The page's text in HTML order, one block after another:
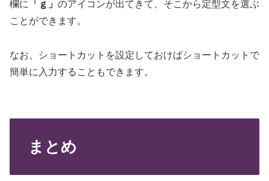
欄に
「ｇ」 のアイコンが出てきて、そこから定型文を選ぶ
ことができます。
なお、ショートカットを設定しておけばショートカットで
簡単に入力することもできます。
まとめ